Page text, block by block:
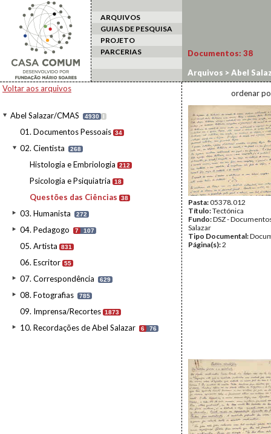
ARQUIVOS
GUIAS DE PESQUISA
PROJETO
PARCERIAS
Voltar aos arquivos
Abel Salazar/CMAS 4930 I
01. Documentos Pessoais 34
02. Cientista 268
Histologia e Embriologia 212
Psicologia e Psiquiatria 18
Questões das Ciências 38
03. Humanista 272
04. Pedagogo 7 107
05. Artista 831
06. Escritor 55
07. Correspondência 629
08. Fotografias 785
09. Imprensa/Recortes 1873
10. Recordações de Abel Salazar 6 76
Documentos: 38
Arquivos >Abel
ordenar
Pasta:05378.012
Título:Tectónica
Fundo:DSZ -
Salazar
Tipo Documental:
Página(s):2